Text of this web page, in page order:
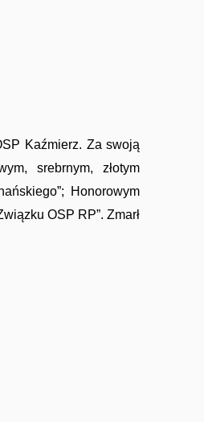
Kaźmierz. Za swoją
srebrnym, złotym
Honorowym
OSP RP”. Zmarł